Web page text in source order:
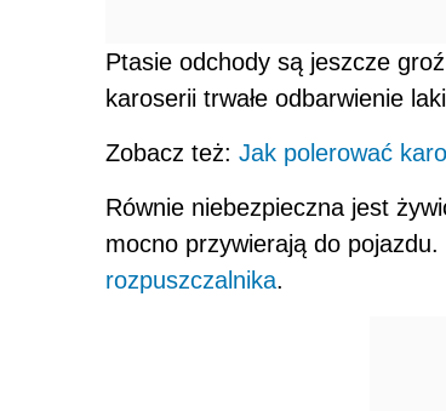
Ptasie odchody są jeszcze
karoserii trwałe odbarwienie
Zobacz też: Jak polerować
Równie niebezpieczna jest
mocno przywierają do
rozpuszczalnika.